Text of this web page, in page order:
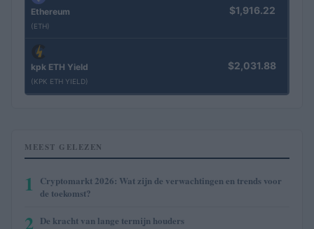
Ethereum
(ETH)
$1,916.22
kpk ETH Yield
(KPK ETH YIELD)
$2,031.88
MEEST GELEZEN
1
Cryptomarkt 2026: Wat zijn de verwachtingen en trends voor
de toekomst?
2 De kracht van lange termijn houders